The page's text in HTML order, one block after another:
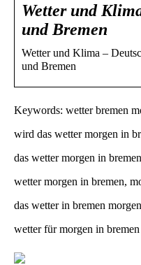
Wetter und
und Bremen
Wetter und Klima –
und Bremen
Keywords: wetter bremen
wird das wetter morgen in
das wetter morgen in
wetter morgen in bremen,
das wetter in bremen
wetter für morgen in bremen